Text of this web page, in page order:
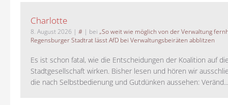
Charlotte
8. August 2026 | # | bei „So weit wie möglich von der Verwaltung
Regensburger Stadtrat lässt AfD bei Verwaltungsbeiräten abblitzen
Es ist schon fatal, wie die Entscheidungen der Koalition auf
Stadtgesellschaft wirken. Bisher lesen und hören wir
die nach Selbstbedienung und Gutdünken aussehen: Veränd...